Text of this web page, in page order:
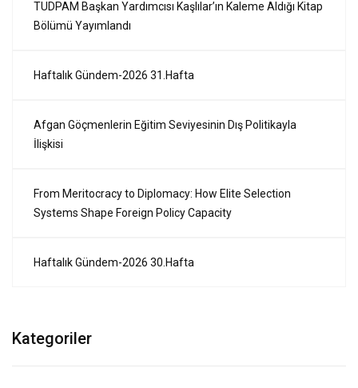
TUDPAM Başkan Yardımcısı Kaşlılar’ın Kaleme Aldığı Kitap
Bölümü Yayımlandı
Haftalık Gündem-2026 31.Hafta
Afgan Göçmenlerin Eğitim Seviyesinin Dış Politikayla
İlişkisi
From Meritocracy to Diplomacy: How Elite Selection
Systems Shape Foreign Policy Capacity
Haftalık Gündem-2026 30.Hafta
Kategoriler